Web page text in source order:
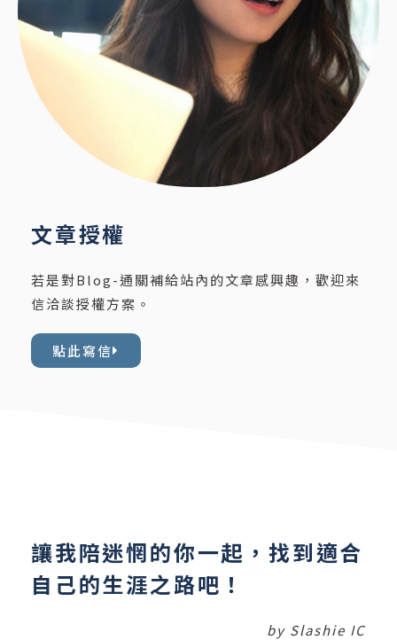
文章授權
若是對Blog-通關補給站內的文章感興趣，歡迎來
信洽談授權方案。
點此寫信
讓我陪迷惘的你一起，找到適合
自己的生涯之路吧！
by Slashie IC